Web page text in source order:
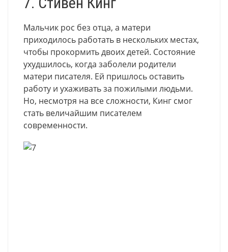
Мальчик рос без отца, а матери
приходилось работать в нескольких местах,
чтобы прокормить двоих детей. Состояние
ухудшилось, когда заболели родители
матери писателя. Ей пришлось оставить
работу и ухаживать за пожилыми людьми.
Но, несмотря на все сложности, Кинг смог
стать величайшим писателем
современности.